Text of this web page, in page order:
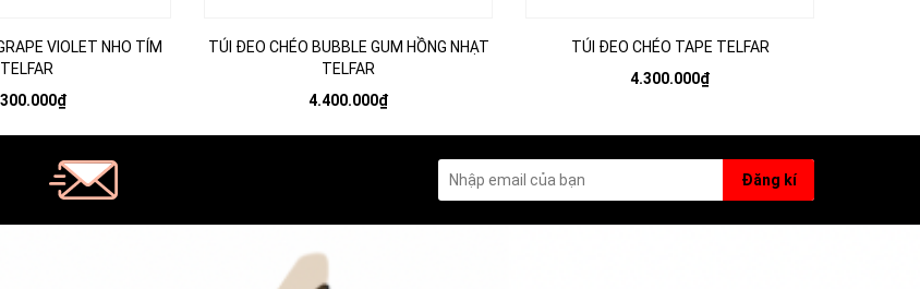
VIOLET NHO TÍM
TELFAR
TÚI ĐEO CHÉO BUBBLE GUM HỒNG NHẠT
TELFAR
4.400.000₫
TÚI ĐEO CHÉO TAPE TELFAR
4.300.000₫
Đăng kí